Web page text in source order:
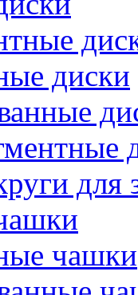
диски
для
чашки